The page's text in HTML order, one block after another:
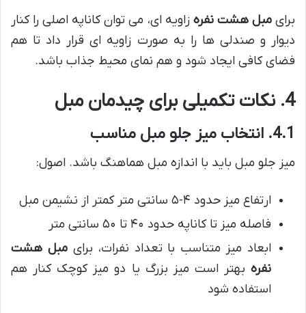
برایمبل هشت نفره زاویه ای، می توان کاناپه اصلی را کنار
دیوار و صندلی ها را به صورت زاویه ای قرار داد تا هم
فضای کافی ایجاد شود و هم نمای محیط جذاب باشد.
4. نکات تکمیلی برای چیدمان مبل
4.1. انتخاب میز جلو مبل مناسب
میز جلو مبل باید با اندازه مبل هماهنگ باشد. اصول:
ارتفاع میز حدود ۴-۵ سانتی متر کمتر از نشیمن مبل
فاصله میز تا کاناپه حدود ۴۰ تا ۵۰ سانتی متر
ابعاد میز متناسب با تعداد نفرات، برایمبل هشت
نفره بهتر است میز بزرگ یا دو میز کوچک کنار هم
استفاده شود